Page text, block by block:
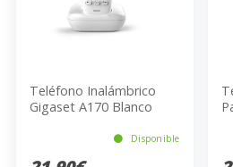
Teléfono Inalámbrico
Gigaset A170 Blanco
Disponible